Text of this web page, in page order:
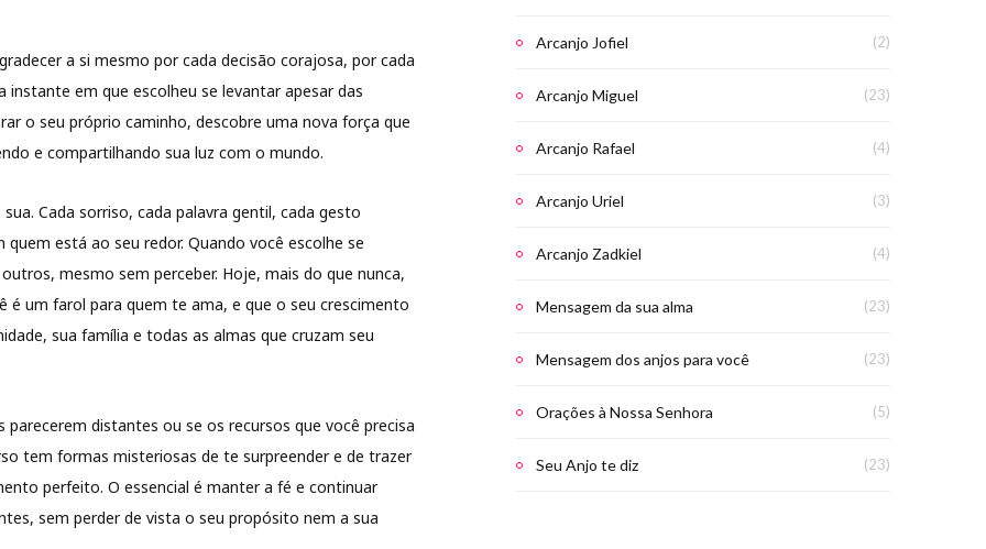
a si mesmo por cada decisão corajosa, por cada
em que escolheu se levantar apesar das
o seu próprio caminho, descobre uma nova força que
e compartilhando sua luz com o mundo.
Cada sorriso, cada palavra gentil, cada gesto
está ao seu redor. Quando você escolhe se
mesmo sem perceber. Hoje, mais do que nunca,
é um farol para quem te ama, e que o seu crescimento
sua família e todas as almas que cruzam seu
distantes ou se os recursos que você precisa
tem formas misteriosas de te surpreender e de trazer
perfeito. O essencial é manter a fé e continuar
sem perder de vista o seu propósito nem a sua
Arcanjo Jofiel (2)
Arcanjo Miguel (23)
Arcanjo Rafael (4)
Arcanjo Uriel (3)
Arcanjo Zadkiel (4)
Mensagem da sua alma (23)
Mensagem dos anjos para você (23)
Orações à Nossa Senhora (5)
Seu Anjo te diz (23)